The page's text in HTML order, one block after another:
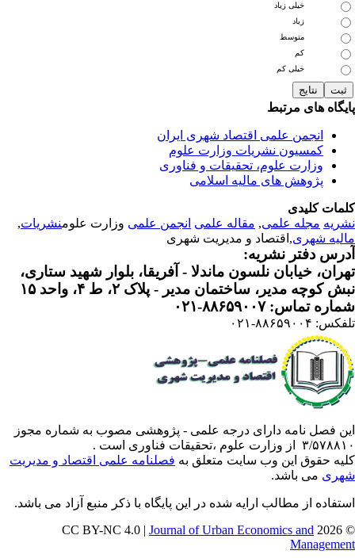
خیلی زیاد
زیاد
متوسط
خیلی کم
های مرتبط
انجمن علمی اقتصاد شهری ایران
کمسیون نشریات وزارت علوم
وزارت علوم، تحقیقات و فناوری
پژوهش های مالیه اسلامی
کلیدی
مجله علمی, مقاله علمی انجمن علمیوزارت علومنشریات,
شهری ,اقتصاد و مدیریت شهری
دفتر نشریه:
خیابان نلسون ماندلا - آفریقا، بلوار شهید ستاری،
کوچه مدیر، ساختمان مدیر - پلاک ۲، ط ۴، واحد ۱۵
تماس: ۸۸۶۵۹۰۰۷-۰۲۱
۸۸۶۵۹۰۰۴-۰۲۱
فصل نامه دارای درجه علمی - پژوهشی مصوب به شماره مجوز
وزارت علوم ،تحقیقات فناوری است .
حقوق این وب سایت متعلق بهفصلنامه علمی اقتصاد و مدیریت
می باشد.
از مطالب ارایه شده در این پایگاه با ذکر منبع آزاد می باشد.
©
Journal of Urban Economics and